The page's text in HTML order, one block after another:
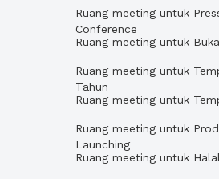
Ruang meeting untuk
Conference
Ruang meeting untuk
Ruang meeting untuk
Tahun
Ruang meeting untuk
Ruang meeting untuk
Launching
Ruang meeting untuk